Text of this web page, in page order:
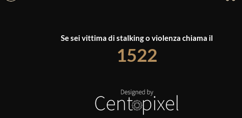
Se sei vittima di stalking o violenza chiama il
1522